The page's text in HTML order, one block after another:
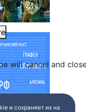
will cancel and
и сохраняет их на